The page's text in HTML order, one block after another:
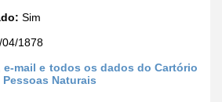
Sim
04/1878
e-mail e todos os dados do Cartório
Naturais